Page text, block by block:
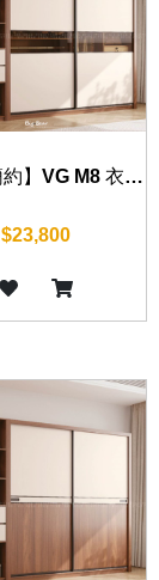
【現代簡約】VG M8 衣櫃 120/140/160/180/200cm
$23,800